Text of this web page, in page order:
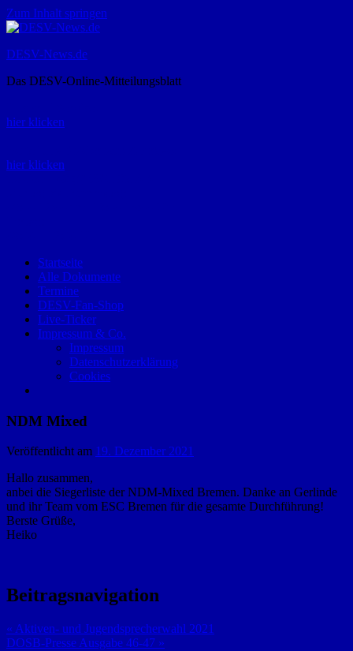
Zum Inhalt springen
DESV-News.de
Das DESV-Online-Mitteilungsblatt
hier klicken
hier klicken
Startseite
Alle Dokumente
Termine
DESV-Fan-Shop
Live-Ticker
Impressum & Co.
Impressum
Datenschutzerklärung
Cookies
NDM Mixed
Veröffentlicht am 19. Dezember 2021
Hallo zusammen,
anbei die Siegerliste der NDM-Mixed Bremen. Danke an Gerlinde
und ihr Team vom ESC Bremen für die gesamte Durchführung!
Berste Grüße,
Heiko
Beitragsnavigation
« Aktiven- und Jugendsprecherwahl 2021
DOSB-Presse Ausgabe 46-47 »